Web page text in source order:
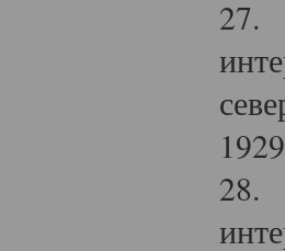
27.
28.